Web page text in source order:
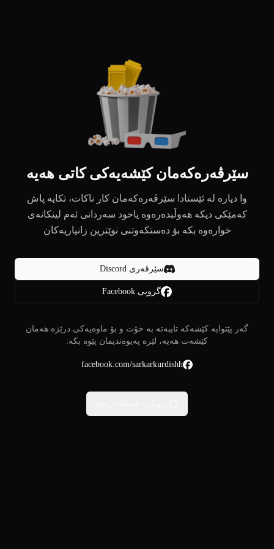
سێرڤەرەکەمان کێشەیەکی کاتی هەیە
وا دیارە لە ئێستادا سێرڤەرەکەمان کار ناکات، تکایە پاش
کەمێکی دیکە هەوڵبدەرەوە یاخود سەردانی ئەم لینکانەی
خوارەوە بکە بۆ دەستکەوتنی نوێترین زانیاریەکان
سێرڤەری Discord
گروپی Facebook
گەر پێتوایە کێشەکە تایبەتە بە خۆت و بۆ ماوەیەکی درێژە هەمان
کێشەت هەیە، لێرە پەیوەندیمان پێوە بکە:
facebook.com/sarkarkurdishh